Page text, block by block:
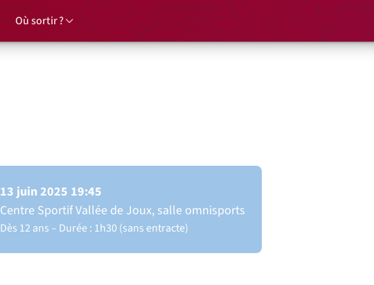
Où sortir ?
13 juin 2025 19:45
Centre Sportif Vallée de Joux, salle omnisports
Dès 12 ans Durée : 1h30 (sans entracte)